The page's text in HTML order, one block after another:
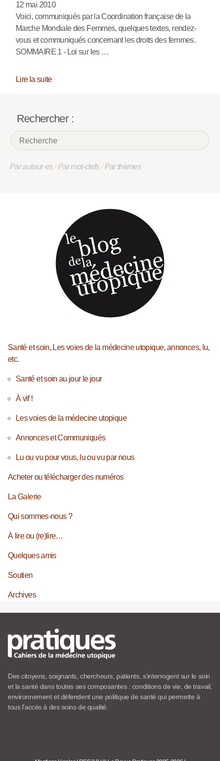
12 mai 2010
Voici, communiqués par la Coordination française de la
Marche Mondiale des Femmes, quelques textes, rendez-
vous et communiqués concernant les droits des femmes.
SOMMAIRE 1 - Loi sur les …
Lire la suite
Rechercher :
Par auteur·es/Par mot-clefs/Par thèmes
Santé et soin, Les voies de la médecine utopique, annonces, lu,
etc.
Santé et soin au jour le jour
À vif !
Les voies de la médecine utopique
Annonces et Communiqués
Lu ou vu pour vous, lu ou vu par nous
Acheter ou télécharger des numéros
La Galerie
Qui sommes-nous ?
À lire ou (re)lire…
Quelques amis
Soutien
Archives
Des citoyens, soignants, chercheurs, patients, s’interrogent sur le soin
et la santé dans toutes ses composantes : conditions de vie, de travail,
environnement et défendent une politique de santé qui permette à
tous l’accès à des soins de qualité.